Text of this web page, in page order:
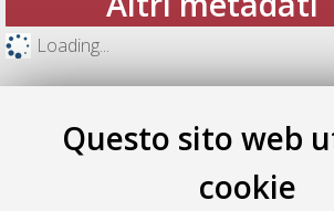
Questo sito web
cookie
Loading...